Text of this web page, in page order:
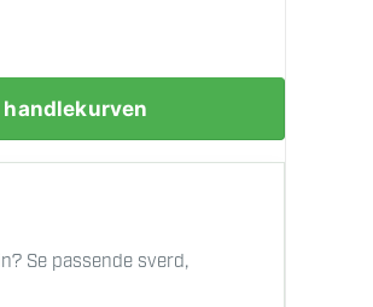
handlekurven
Se passende sverd,